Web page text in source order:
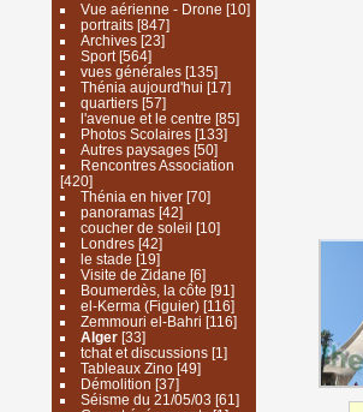
Vue aérienne - Drone [10]
portraits[847]
Archives [23]
Sport[564]
vues générales[135]
Thénia aujourd'hui [17]
quartiers[57]
l'avenue et le centre [85]
Photos Scolaires[133]
Autres paysages[50]
Rencontres Association
[420]
Thénia en hiver[70]
panoramas[42]
coucher de soleil [10]
Londres[42]
le stade [19]
Visite de Zidane [6]
Boumerdès, la côte [91]
el-Kerma (Figuier)[116]
Zemmouri el-Bahri [116]
Alger[33]
tchat et discussions[1]
Tableaux Zino[49]
Démolition [37]
Séisme du 21/05/03 [61]